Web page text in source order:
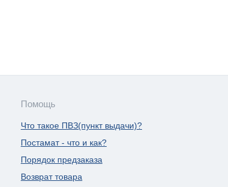
Помощь
Что такое ПВЗ(пункт выдачи)?
Постамат - что и как?
Порядок предзаказа
Возврат товара